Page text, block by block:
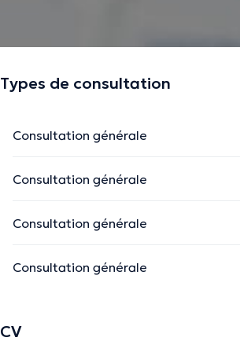
Types de consultation
Consultation générale
Consultation générale
Consultation générale
Consultation générale
CV